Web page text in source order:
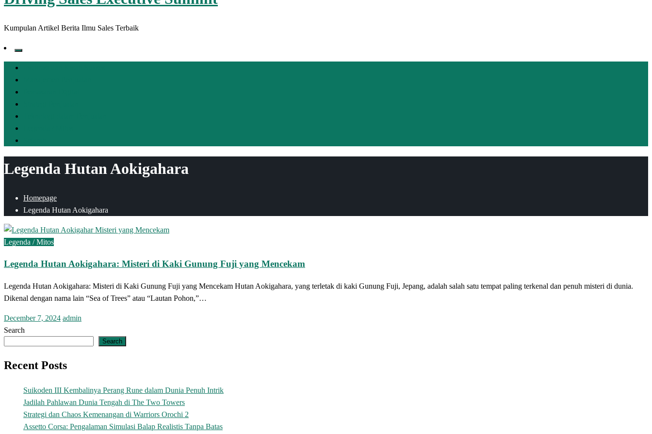
Kumpulan Artikel Berita Ilmu Sales Terbaik
Legenda Hutan Aokigahara
Homepage
Legenda Hutan Aokigahara
Legenda / Mitos
Legenda Hutan Aokigahara: Misteri di Kaki Gunung Fuji yang Mencekam
Legenda Hutan Aokigahara: Misteri di Kaki Gunung Fuji yang Mencekam Hutan Aokigahara, yang terletak di kaki Gunung Fuji, Jepang, adalah salah satu tempat paling terkenal dan penuh misteri di dunia.
Dikenal dengan nama lain “Sea of Trees” atau “Lautan Pohon,”…
Posted
on
December 7, 2024 admin
Search
Search
Recent Posts
Suikoden III Kembalinya Perang Rune dalam Dunia Penuh Intrik
Jadilah Pahlawan Dunia Tengah di The Two Towers
Strategi dan Chaos Kemenangan di Warriors Orochi 2
Assetto Corsa: Pengalaman Simulasi Balap Realistis Tanpa Batas